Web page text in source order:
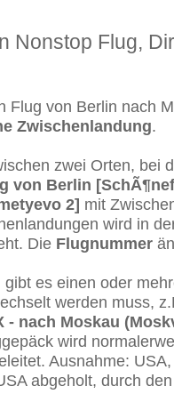
Nonstop Flug,
Flug von Berlin nach
Zwischenlandung.
zwei Orten, bei
von Berlin
2] mit
wird in
Die Flugnummer
gibt es einen oder
werden muss,
- nach Moskau
wird
Ausnahme:
abgeholt, durch